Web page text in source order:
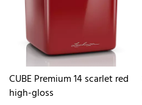
CUBE Premium 14 scarlet red
high-gloss